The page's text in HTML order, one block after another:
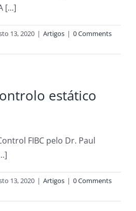
[...]
13, 2020 | Artigos | 0 Comments
estático
FIBC pelo Dr. Paul
13, 2020 | Artigos | 0 Comments